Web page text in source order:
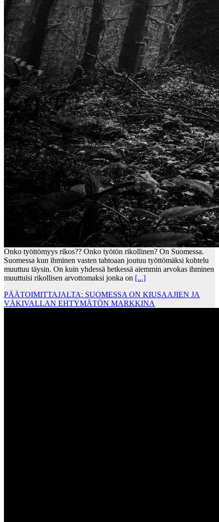
Onko työttömyys rikos?? Onko työtön rikollinen? On Suomessa.
Suomessa kun ihminen vasten tahtoaan joutuu työttömäksi kohtelu
muuttuu täysin. On kuin yhdessä hetkessä aiemmin arvokas ihminen
muuttuisi rikollisen arvottomaksi jonka on [...]
PÄÄTOIMITTAJALTA: SUOMESSA ON KIUSAAJIEN JA
VÄKIVALLAN EHTYMÄTÖN MARKKINA